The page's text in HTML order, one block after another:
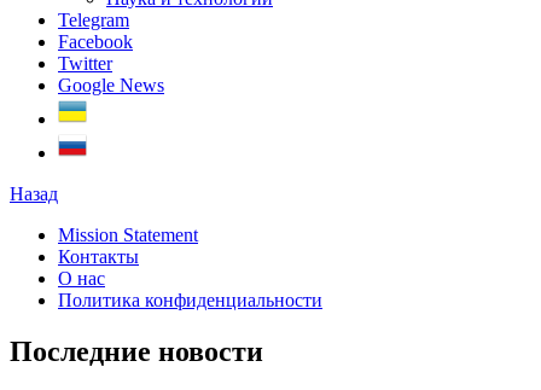
Telegram
Facebook
Twitter
Google News
Назад
Mission Statement
Контакты
О нас
Политика конфиденциальности
Последние новости